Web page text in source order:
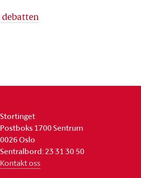
debatten
Stortinget
Postboks 1700 Sentrum
0026 Oslo
Sentralbord: 23 31 30 50
Kontakt oss